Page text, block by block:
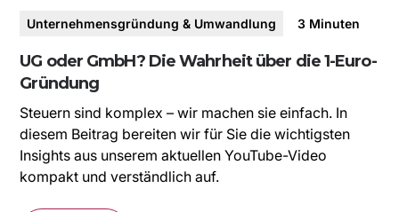
Unternehmensgründung & Umwandlung 3 Minuten
UG oder GmbH? Die Wahrheit über die 1-Euro-
Gründung
Steuern sind komplex – wir machen sie einfach. In
diesem Beitrag bereiten wir für Sie die wichtigsten
Insights aus unserem aktuellen YouTube-Video
kompakt und verständlich auf.